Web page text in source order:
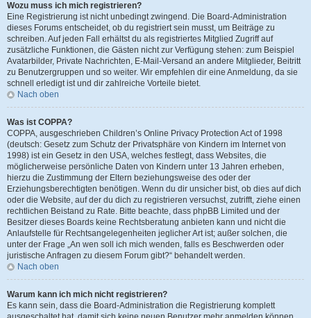
Wozu muss ich mich registrieren?
Eine Registrierung ist nicht unbedingt zwingend. Die Board-Administration
dieses Forums entscheidet, ob du registriert sein musst, um Beiträge zu
schreiben. Auf jeden Fall erhältst du als registriertes Mitglied Zugriff auf
zusätzliche Funktionen, die Gästen nicht zur Verfügung stehen: zum Beispiel
Avatarbilder, Private Nachrichten, E-Mail-Versand an andere Mitglieder, Beitritt
zu Benutzergruppen und so weiter. Wir empfehlen dir eine Anmeldung, da sie
schnell erledigt ist und dir zahlreiche Vorteile bietet.
Nach oben
Was ist COPPA?
COPPA, ausgeschrieben Children’s Online Privacy Protection Act of 1998
(deutsch: Gesetz zum Schutz der Privatsphäre von Kindern im Internet von
1998) ist ein Gesetz in den USA, welches festlegt, dass Websites, die
möglicherweise persönliche Daten von Kindern unter 13 Jahren erheben,
hierzu die Zustimmung der Eltern beziehungsweise des oder der
Erziehungsberechtigten benötigen. Wenn du dir unsicher bist, ob dies auf dich
oder die Website, auf der du dich zu registrieren versuchst, zutrifft, ziehe einen
rechtlichen Beistand zu Rate. Bitte beachte, dass phpBB Limited und der
Besitzer dieses Boards keine Rechtsberatung anbieten kann und nicht die
Anlaufstelle für Rechtsangelegenheiten jeglicher Art ist; außer solchen, die
unter der Frage „An wen soll ich mich wenden, falls es Beschwerden oder
juristische Anfragen zu diesem Forum gibt?“ behandelt werden.
Nach oben
Warum kann ich mich nicht registrieren?
Es kann sein, dass die Board-Administration die Registrierung komplett